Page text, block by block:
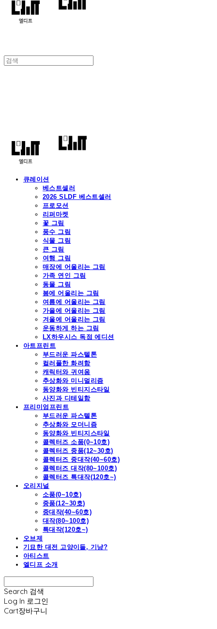
큐레이션
베스트셀러
2026 SLDF 베스트셀러
프로모션
리퍼마켓
꽃 그림
풍수 그림
식물 그림
큰 그림
여행 그림
매장에 어울리는 그림
가족 연인 그림
동물 그림
봄에 어울리는 그림
여름에 어울리는 그림
가을에 어울리는 그림
겨울에 어울리는 그림
운동하게 하는 그림
LX하우시스 독점 에디션
아트프린트
부드러운 파스텔톤
컬러풀한 화려함
캐릭터와 귀여움
추상화와 미니멀리즘
동양화와 빈티지스타일
사진과 디테일함
프리미엄프린트
부드러운 파스텔톤
추상화와 모더니즘
동양화와 빈티지스타일
콜렉터즈 소품(0~10호)
콜렉터즈 중품(12~30호)
콜렉터즈 중대작(40~60호)
콜렉터즈 대작(80~100호)
콜렉터즈 특대작(120호~)
오리지널
소품(0~10호)
중품(12~30호)
중대작(40~60호)
대작(80~100호)
특대작(120호~)
오브제
기묘한 대전 고양이들, 기냥?
아티스트
엘디프 소개
Search 검색
Log In 로그인
Cart장바구니